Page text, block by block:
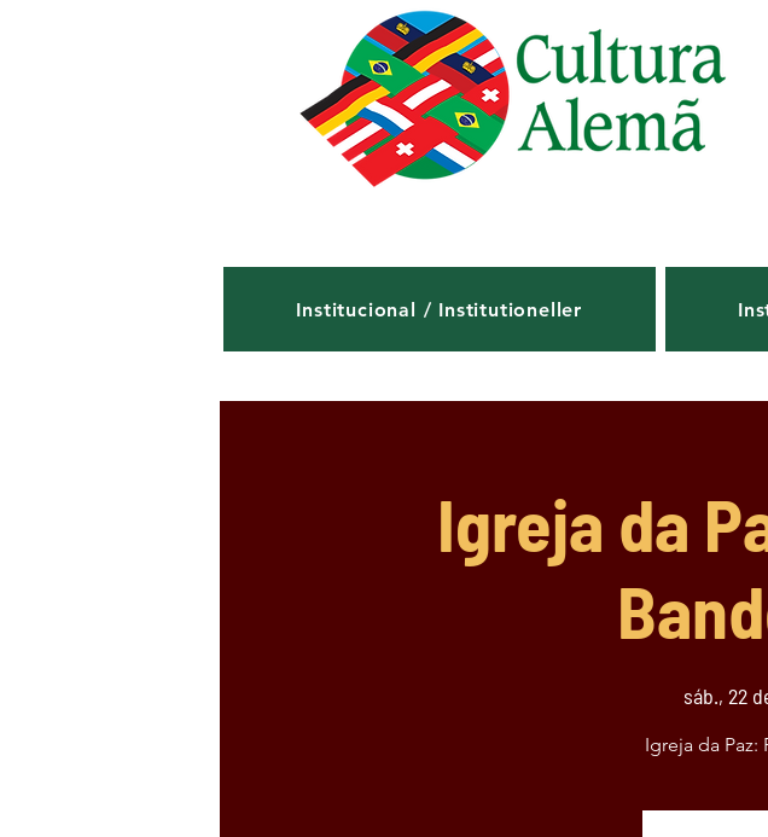
Institucional / Institutioneller
Igreja da
sáb., 22
Igreja da Paz: